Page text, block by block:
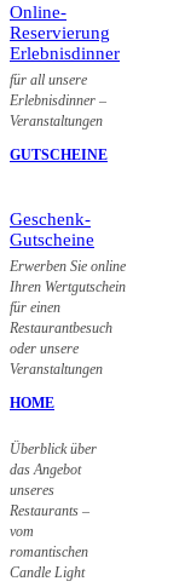
Online-
Reservierung
Erlebnisdinner
für all unsere
Erlebnisdinner –
Veranstaltungen
GUTSCHEINE
Geschenk-
Gutscheine
Erwerben Sie online
Ihren Wertgutschein
für einen
Restaurantbesuch
oder unsere
Veranstaltungen
HOME
Überblick über
das Angebot
unseres
Restaurants –
vom
romantischen
Candle Light